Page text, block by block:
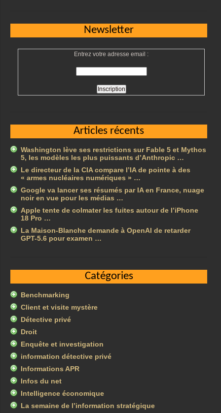
Newsletter
Entrez votre adresse email :
Articles récents
Washington lève ses restrictions sur Fable 5 et Mythos
5, les modèles les plus puissants d’Anthropic …
Le directeur de la CIA compare l’IA de pointe à des
« armes nucléaires numériques » …
Google va lancer ses résumés par IA en France, nuage
noir en vue pour les médias …
Apple tente de colmater les fuites autour de l’iPhone
18 Pro …
La Maison-Blanche demande à OpenAI de retarder
GPT-5.6 pour examen …
Catégories
Benchmarking
Client et visite mystère
Détective privé
Droit
Enquête et investigation
information détective privé
Informations APR
Infos du net
Intelligence économique
La semaine de l’information stratégique